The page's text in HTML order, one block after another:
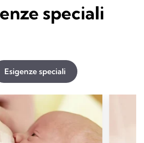
speciali
Esigenze speciali